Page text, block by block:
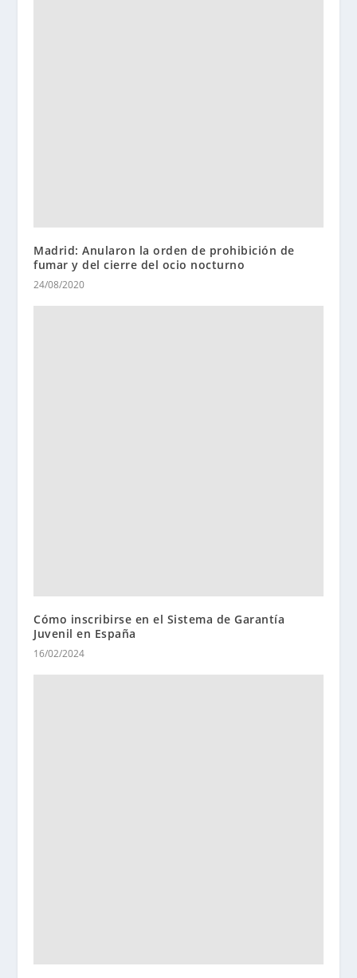
Madrid: Anularon la orden de prohibición de
fumar y del cierre del ocio nocturno
24/08/2020
Cómo inscribirse en el Sistema de Garantía
Juvenil en España
16/02/2024